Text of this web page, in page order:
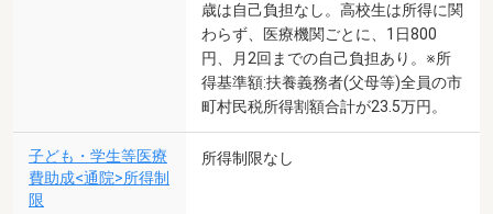
歳は自己負担なし。高校生は所得に関
わらず、医療機関ごとに、1日800
円、月2回までの自己負担あり。※所
得基準額:扶養義務者(父母等)全員の市
町村民税所得割額合計が23.5万円。
子ども・学生等医療
費助成<通院>所得制
限
所得制限なし